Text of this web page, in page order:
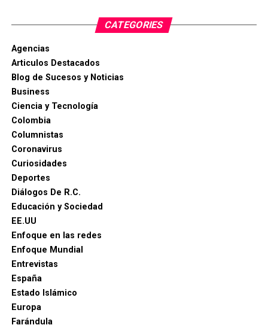
de trabajo en las diferentes áreas que con su
profesionalismo, dedicación y arduo trabajo mantienen
en alto el orgullo Ibaguereño.
CATEGORIES
Agencias
Articulos Destacados
Blog de Sucesos y Noticias
Business
Ciencia y Tecnología
Colombia
Columnistas
Coronavirus
Curiosidades
Deportes
Diálogos De R.C.
Educación y Sociedad
EE.UU
Enfoque en las redes
Enfoque Mundial
Entrevistas
España
Estado Islámico
Europa
Farándula